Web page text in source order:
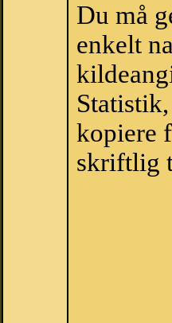
Du må
enkelt
kopiere
skriftlig